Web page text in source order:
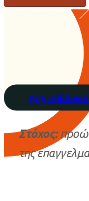
Αρχική
Στόχος:
της